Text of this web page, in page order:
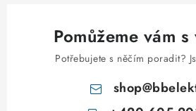
Pomůžeme vám
Potřebujete s něčím poradit?
shop@